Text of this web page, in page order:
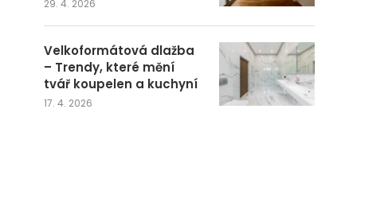
29. 4. 2026
Velkoformátová dlažba
– Trendy, které mění
tvář koupelen a kuchyní
17. 4. 2026